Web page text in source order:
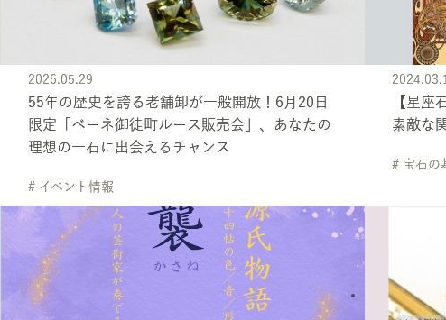
2026.05.29
55年の歴史を誇る老舗卸が一般開放！6月20日
限定「ベーネ御徒町ルース販売会」、あなたの
理想の一石に出会えるチャンス
# イベント情報
【星座
素敵な
# 宝石の